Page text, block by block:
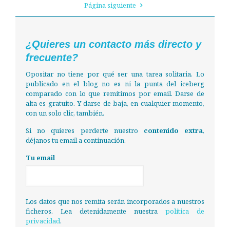
Página siguiente
¿Quieres un contacto más directo y
frecuente?
Opositar no tiene por qué ser una tarea solitaria. Lo
publicado en el blog no es ni la punta del iceberg
comparado con lo que remitimos por email. Darse de
alta es gratuito. Y darse de baja, en cualquier momento,
con un solo clic, también.
Si no quieres perderte nuestro contenido extra,
déjanos tu email a continuación.
Tu email
Los datos que nos remita serán incorporados a nuestros
ficheros. Lea detenidamente nuestra política de
privacidad.